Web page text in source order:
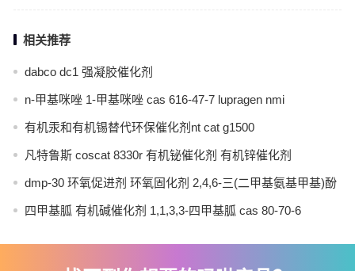
相关推荐
dabco dc1 强凝胶催化剂
n-甲基咪唑 1-甲基咪唑 cas 616-47-7 lupragen nmi
有机汞和有机锡替代环保催化剂nt cat g1500
凡特鲁斯 coscat 8330r 有机铋催化剂 有机锌催化剂
dmp-30 环氧促进剂 环氧固化剂 2,4,6-三(二甲基氨基甲基)酚
四甲基胍 有机碱催化剂 1,1,3,3-四甲基胍 cas 80-70-6